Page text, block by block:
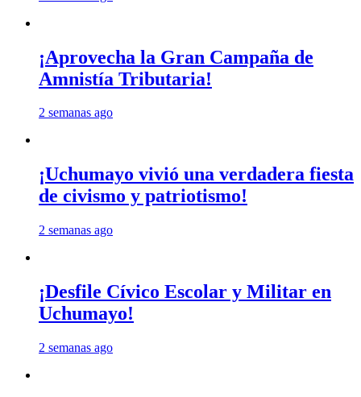
¡Aprovecha la Gran Campaña de
Amnistía Tributaria!
2 semanas ago
¡Uchumayo vivió una verdadera fiesta
de civismo y patriotismo!
2 semanas ago
¡Desfile Cívico Escolar y Militar en
Uchumayo!
2 semanas ago